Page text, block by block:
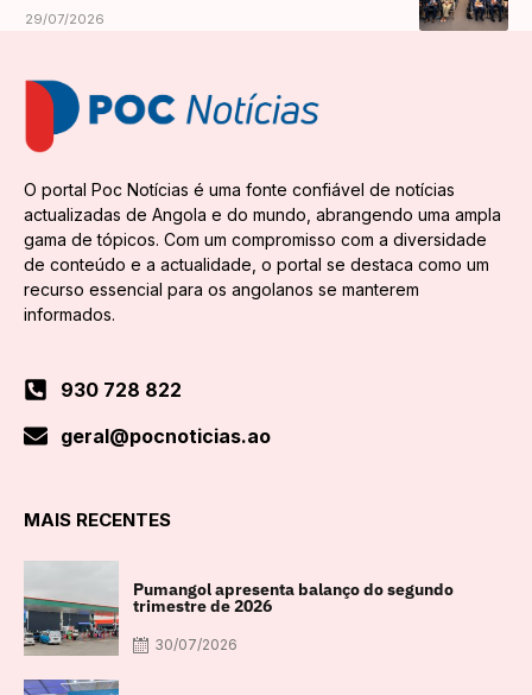
29/07/2026
O portal Poc Notícias é uma fonte confiável de notícias
actualizadas de Angola e do mundo, abrangendo uma ampla
gama de tópicos. Com um compromisso com a diversidade
de conteúdo e a actualidade, o portal se destaca como um
recurso essencial para os angolanos se manterem
informados.
930 728 822
geral@pocnoticias.ao
MAIS RECENTES
Pumangol apresenta balanço do segundo
trimestre de 2026
30/07/2026